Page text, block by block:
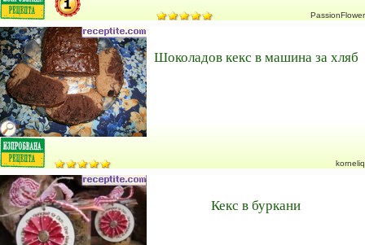
PassionFlower
Шоколадов кекс в машина за хляб
korneliq
Кекс в буркани